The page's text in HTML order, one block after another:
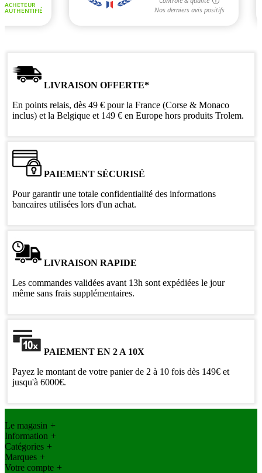
LIVRAISON OFFERTE*
En points relais, dès 49 € pour la France (Corse & Monaco
inclus) et la Belgique et 149 € en Europe hors produits Trolem.
PAIEMENT SÉCURISÉ
Pour garantir une totale confidentialité des informations
bancaires utilisées lors d'un achat.
LIVRAISON RAPIDE
Les commandes validées avant 13h sont expédiées le jour
même sans frais supplémentaires.
PAIEMENT EN 2 A 10X
Payez le montant de votre panier de 2 à 10 fois dès 149€ et
jusqu'à 6000€.
Le magasin +
Information +
Catégories +
Marques +
Votre compte +